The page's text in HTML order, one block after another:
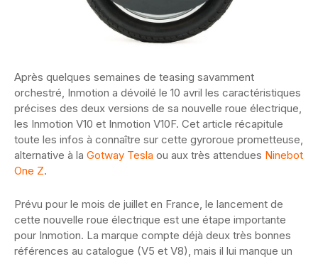
Après quelques semaines de teasing savamment
orchestré, Inmotion a dévoilé le 10 avril les caractéristiques
précises des deux versions de sa nouvelle roue électrique,
les Inmotion V10 et Inmotion V10F. Cet article récapitule
toute les infos à connaître sur cette gyroroue prometteuse,
alternative à la Gotway Tesla ou aux très attendues Ninebot
One Z.
Prévu pour le mois de juillet en France, le lancement de
cette nouvelle roue électrique est une étape importante
pour Inmotion. La marque compte déjà deux très bonnes
références au catalogue (V5 et V8), mais il lui manque un